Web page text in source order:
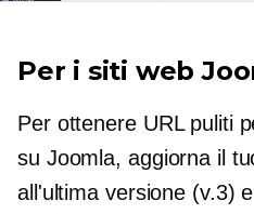
Per i siti web
Per ottenere URL puliti
su Joomla, aggiorna il
all'ultima versione (v.3)